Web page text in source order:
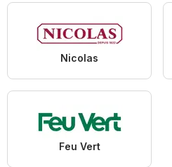
Nicolas
Feu Vert